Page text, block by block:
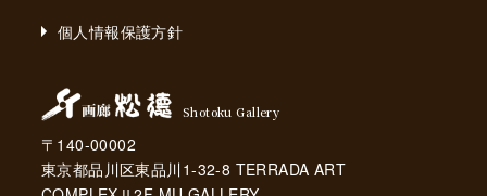
個人情報保護方針
Shotoku Gallery
〒140-00002
東京都品川区東品川1-32-8 TERRADA ART